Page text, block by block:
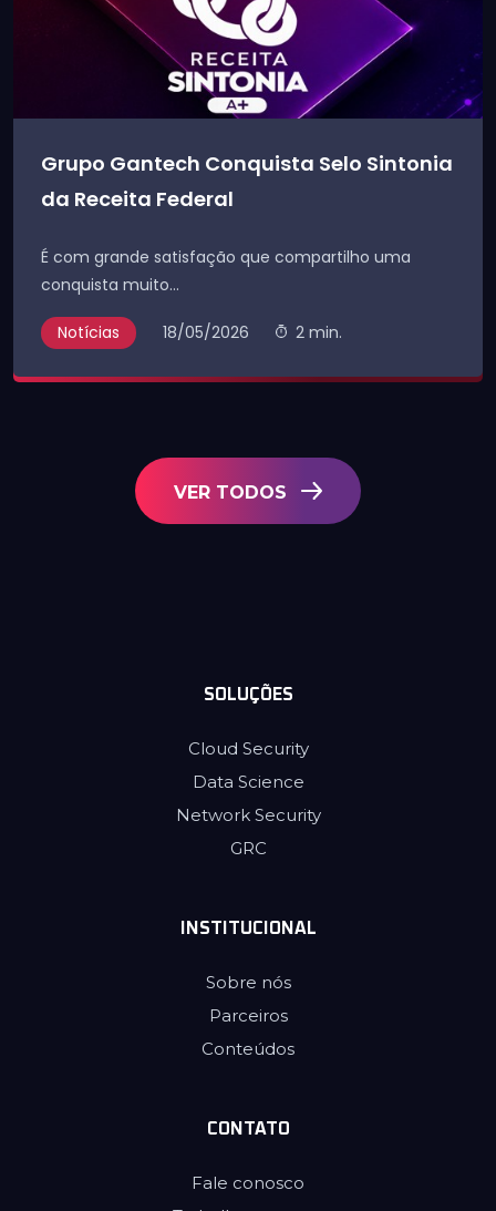
Grupo Gantech Conquista Selo Sintonia
da Receita Federal
É com grande satisfação que compartilho uma
conquista muito...
Notícias 18/05/2026 2 min.
VER TODOS
SOLUÇÕES
Cloud Security
Data Science
Network Security
GRC
INSTITUCIONAL
Sobre nós
Parceiros
Conteúdos
CONTATO
Fale conosco